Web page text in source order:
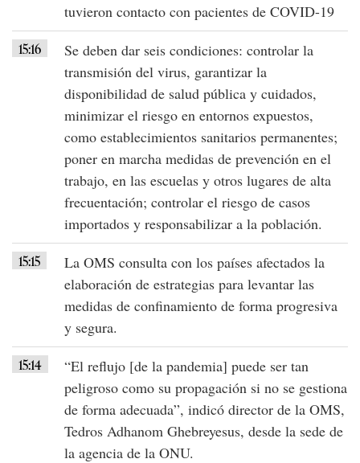
tuvieron contacto con pacientes de COVID-19
15:16
Se deben dar seis condiciones: controlar la
transmisión del virus, garantizar la
disponibilidad de salud pública y cuidados,
minimizar el riesgo en entornos expuestos,
como establecimientos sanitarios permanentes;
poner en marcha medidas de prevención en el
trabajo, en las escuelas y otros lugares de alta
frecuentación; controlar el riesgo de casos
importados y responsabilizar a la población.
15:15
La OMS consulta con los países afectados la
elaboración de estrategias para levantar las
medidas de confinamiento de forma progresiva
y segura.
15:14
“El reflujo [de la pandemia] puede ser tan
peligroso como su propagación si no se gestiona
de forma adecuada”, indicó director de la OMS,
Tedros Adhanom Ghebreyesus, desde la sede de
la agencia de la ONU.